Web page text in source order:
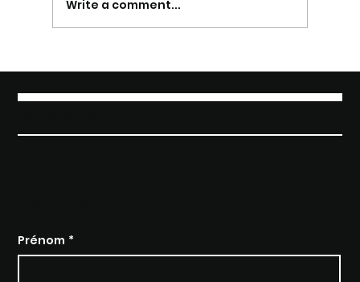
Prénom *
Write a comment...